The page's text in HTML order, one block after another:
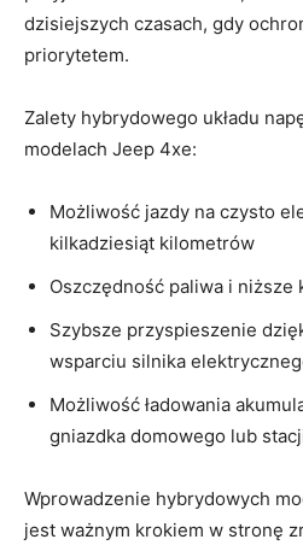
dzisiejszych czasach, gdy
priorytetem.
Zalety ​hybrydowego układu
modelach Jeep 4xe:
Możliwość jazdy na ⁣czysto
kilkadziesiąt kilometrów
Oszczędność paliwa‍ i niższe​
Szybsze​ przyspieszenie
wsparciu ⁢silnika
Możliwość ładowania
⁣gniazdka⁣ domowego ‌lub
Wprowadzenie hybrydowych
jest ważnym krokiem w stronę